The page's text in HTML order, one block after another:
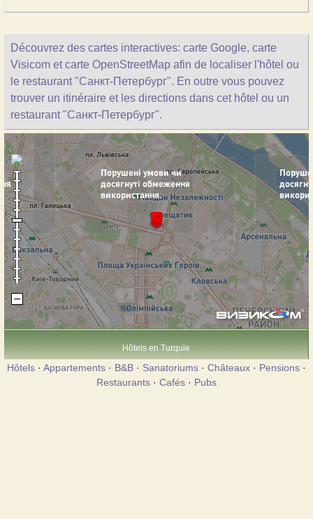
Découvrez des cartes interactives: carte Google, carte
Visicom et carte OpenStreetMap afin de localiser l'hôtel ou
le restaurant "Санкт-Петербург". En outre vous pouvez
trouver un itinéraire et les directions dans cet hôtel ou un
restaurant "Санкт-Петербург".
Hôtels en Turquie
Hôtels · Appartements · B&B · Sanatoriums · Châteaux · Pensions ·
Restaurants · Cafés · Pubs